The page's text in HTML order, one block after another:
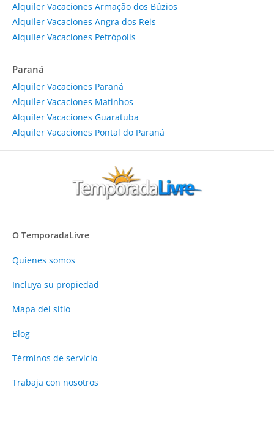
Alquiler Vacaciones Armação dos Búzios
Alquiler Vacaciones Angra dos Reis
Alquiler Vacaciones Petrópolis
Paraná
Alquiler Vacaciones Paraná
Alquiler Vacaciones Matinhos
Alquiler Vacaciones Guaratuba
Alquiler Vacaciones Pontal do Paraná
O TemporadaLivre
Quienes somos
Incluya su propiedad
Mapa del sitio
Blog
Términos de servicio
Trabaja con nosotros